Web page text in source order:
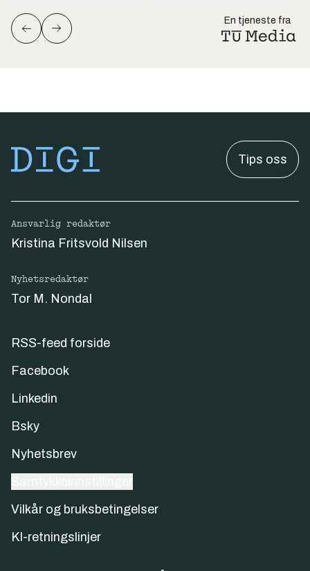
En tjeneste fra
Tips oss
Ansvarlig redaktør
Kristina Fritsvold Nilsen
Nyhetsredaktør
Tor M. Nondal
RSS-feed forside
Facebook
Linkedin
Bsky
Nyhetsbrev
Vilkår og bruksbetingelser
KI-retningslinjer